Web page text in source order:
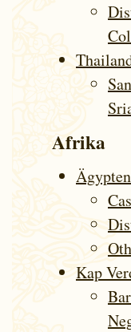
Afrika
Ägypten
Kap